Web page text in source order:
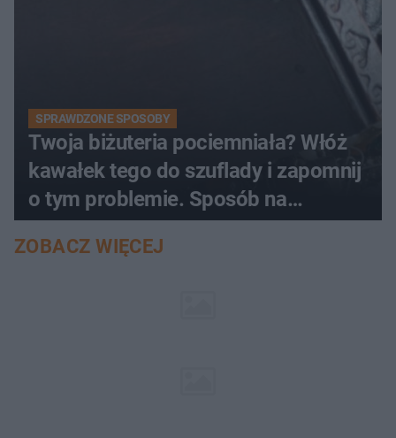
SPRAWDZONE SPOSOBY
Twoja biżuteria pociemniała? Włóż
kawałek tego do szuflady i zapomnij
o tym problemie. Sposób na
pociemniałą biżuterię
ZOBACZ WIĘCEJ